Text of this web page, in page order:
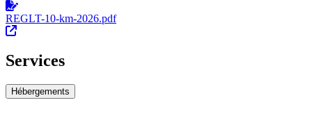
REGLT-10-km-2026.pdf
Services
Hébergements